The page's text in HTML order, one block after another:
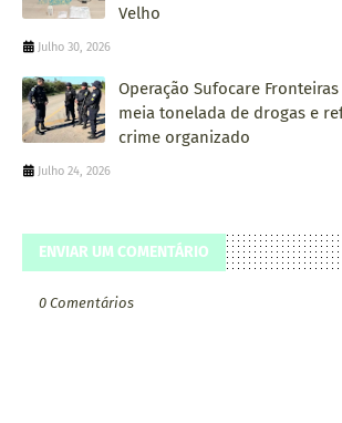
Velho
Julho 30, 2026
Operação Sufocare
meia tonelada de drogas e
crime organizado
Julho 24, 2026
ENVIAR UM COMENTÁRIO
0 Comentários